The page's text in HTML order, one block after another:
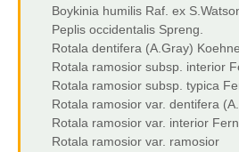
Boykinia humilis Raf. ex
Peplis occidentalis Spreng.
Rotala dentifera (A.Gray) Koehne
Rotala ramosior subsp. interior
Rotala ramosior subsp. typica
Rotala ramosior var. dentifera
Rotala ramosior var. interior
Rotala ramosior var. ramosior